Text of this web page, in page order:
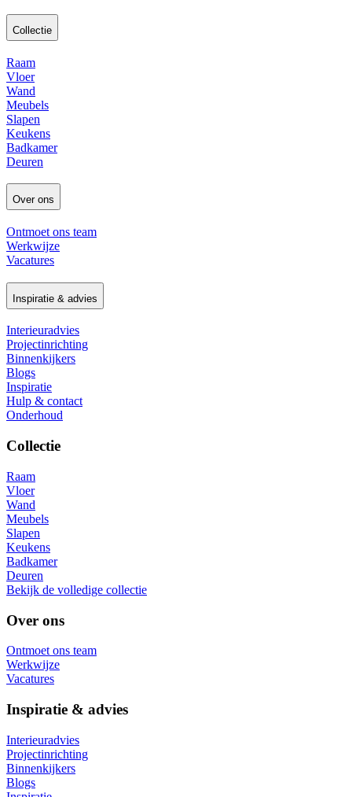
Collectie
Raam
Vloer
Wand
Meubels
Slapen
Keukens
Badkamer
Deuren
Over ons
Ontmoet ons team
Werkwijze
Vacatures
Inspiratie & advies
Interieuradvies
Projectinrichting
Binnenkijkers
Blogs
Inspiratie
Hulp & contact
Onderhoud
Collectie
Raam
Vloer
Wand
Meubels
Slapen
Keukens
Badkamer
Deuren
Bekijk de volledige collectie
Over ons
Ontmoet ons team
Werkwijze
Vacatures
Inspiratie & advies
Interieuradvies
Projectinrichting
Binnenkijkers
Blogs